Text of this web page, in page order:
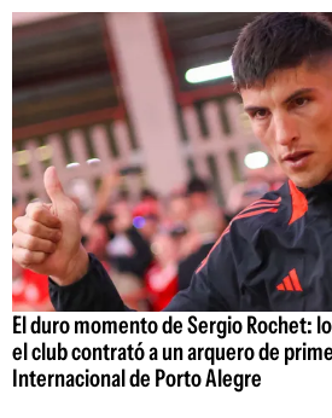
El duro momento de Sergio Rochet:
el club contrató a un arquero de
Internacional de Porto Alegre